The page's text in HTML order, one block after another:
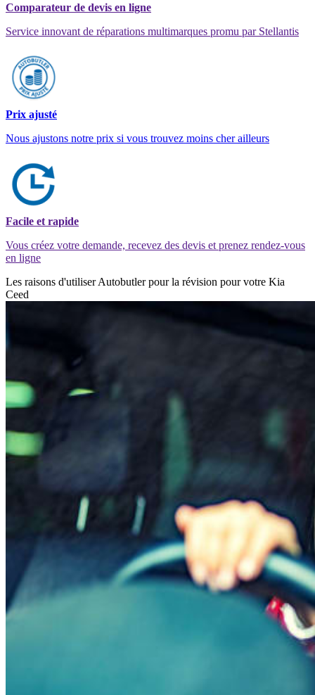
Comparateur de devis en ligne
Service innovant de réparations multimarques promu par Stellantis
Prix ajusté
Nous ajustons notre prix si vous trouvez moins cher ailleurs
Facile et rapide
Vous créez votre demande, recevez des devis et prenez rendez-vous
en ligne
Les raisons d'utiliser Autobutler pour la révision pour votre Kia
Ceed